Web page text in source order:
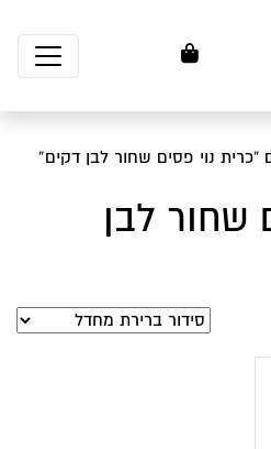
“כרית נוי פסים שחור לבן דקים”
שחור לבן